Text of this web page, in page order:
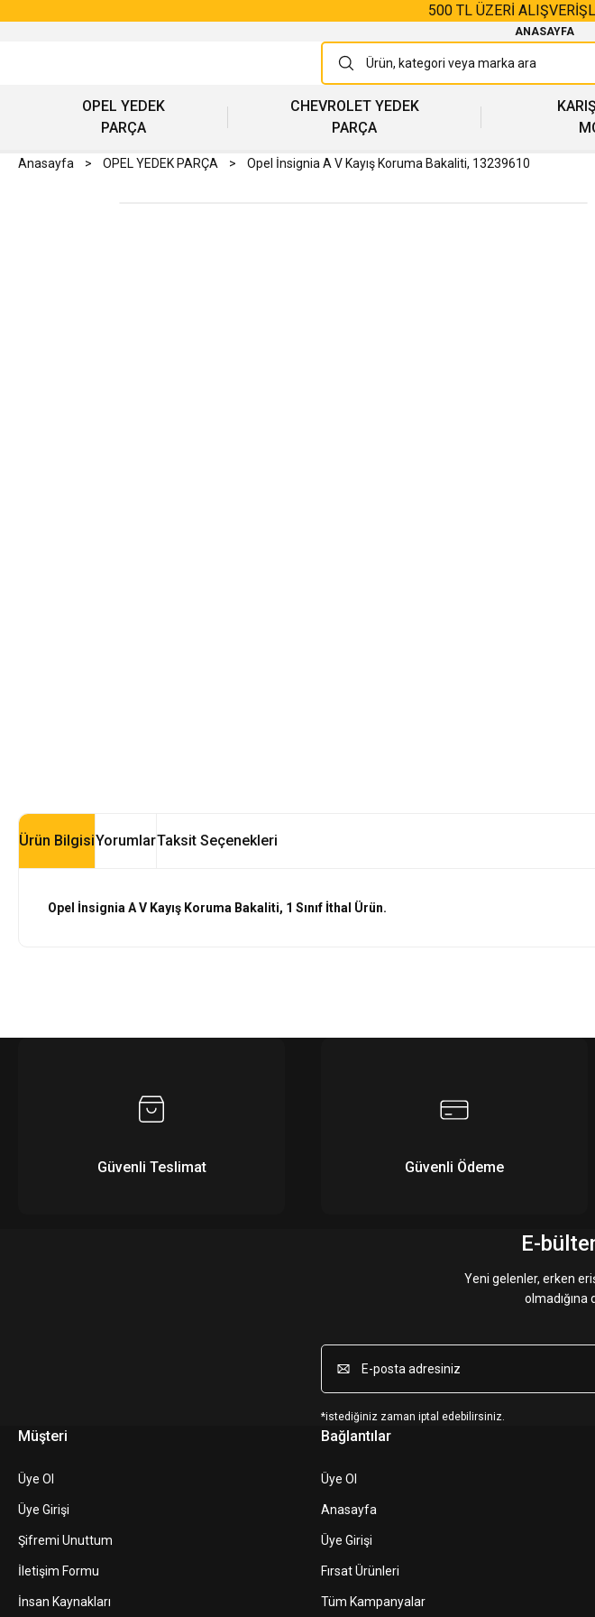
500 TL ÜZERİ
ANASAYFA
OPEL YEDEK
PARÇA
CHEVROLET YEDEK
PARÇA
Anasayfa OPEL YEDEK PARÇA Opel İnsignia A V Kayış Koruma Bakaliti, 13239610
Ürün BilgisiYorumlarTaksit Seçenekleri
Opel İnsignia A V Kayış Koruma Bakaliti, 1 Sınıf İthal Ürün.
Güvenli Teslimat Güvenli Ödeme
E-
Yeni gelenler, erken
olmadığına
*istediğiniz zaman iptal edebilirsiniz.
Müşteri
Üye Ol
Üye Girişi
Şifremi Unuttum
İletişim Formu
İnsan Kaynakları
Bağlantılar
Üye Ol
Anasayfa
Üye Girişi
Fırsat Ürünleri
Tüm Kampanyalar